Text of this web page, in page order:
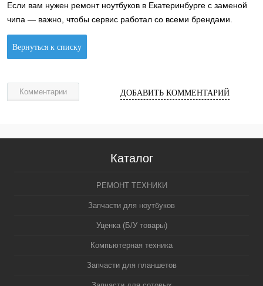
Если вам нужен ремонт ноутбуков в Екатеринбурге с заменой
чипа — важно, чтобы сервис работал со всеми брендами.
Вернуться к списку
Комментарии ДОБАВИТЬ КОММЕНТАРИЙ
Каталог
РЕМОНТ ТЕХНИКИ
Запчасти для ноутбуков
Уценка (Б/У товары)
Компьютерная техника
Запчасти для планшетов